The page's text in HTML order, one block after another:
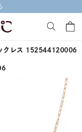
)より 】
ードで検索する
クレス 152544120006